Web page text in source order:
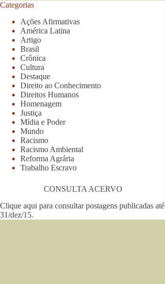
Categorias
Ações Afirmativas
América Latina
Artigo
Brasil
Crônica
Cultura
Destaque
Direito ao Conhecimento
Direitos Humanos
Homenagem
Justiça
Mídia e Poder
Mundo
Racismo
Racismo Ambiental
Reforma Agrária
Trabalho Escravo
CONSULTA ACERVO
Clique aqui para consultar postagens publicadas até
31/dez/15.